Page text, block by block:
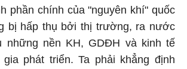
phần chính của "nguyên khí" quốc
bị hấp thụ bởi thị trường, ra nước
những nền KH, GDĐH và kinh tế
phát triển. Ta phải khẳng định